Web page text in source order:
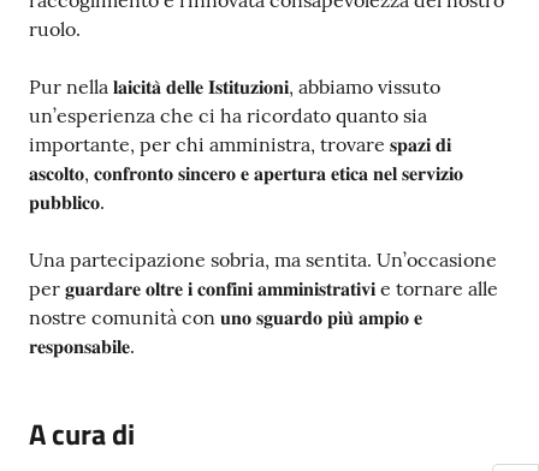
ruolo.
Pur nella 𝐥𝐚𝐢𝐜𝐢𝐭𝐚̀ 𝐝𝐞𝐥𝐥𝐞 𝐈𝐬𝐭𝐢𝐭𝐮𝐳𝐢𝐨𝐧𝐢, abbiamo vissuto
un’esperienza che ci ha ricordato quanto sia
importante, per chi amministra, trovare 𝐬𝐩𝐚𝐳𝐢 𝐝𝐢
𝐚𝐬𝐜𝐨𝐥𝐭𝐨, 𝐜𝐨𝐧𝐟𝐫𝐨𝐧𝐭𝐨 𝐬𝐢𝐧𝐜𝐞𝐫𝐨 𝐞 𝐚𝐩𝐞𝐫𝐭𝐮𝐫𝐚 𝐞𝐭𝐢𝐜𝐚 𝐧𝐞𝐥 𝐬𝐞𝐫𝐯𝐢𝐳𝐢𝐨
𝐩𝐮𝐛𝐛𝐥𝐢𝐜𝐨.
Una partecipazione sobria, ma sentita. Un’occasione
per 𝐠𝐮𝐚𝐫𝐝𝐚𝐫𝐞 𝐨𝐥𝐭𝐫𝐞 𝐢 𝐜𝐨𝐧𝐟𝐢𝐧𝐢 𝐚𝐦𝐦𝐢𝐧𝐢𝐬𝐭𝐫𝐚𝐭𝐢𝐯𝐢 e tornare alle
nostre comunità con 𝐮𝐧𝐨 𝐬𝐠𝐮𝐚𝐫𝐝𝐨 𝐩𝐢𝐮̀ 𝐚𝐦𝐩𝐢𝐨 𝐞
𝐫𝐞𝐬𝐩𝐨𝐧𝐬𝐚𝐛𝐢𝐥𝐞.
A cura di